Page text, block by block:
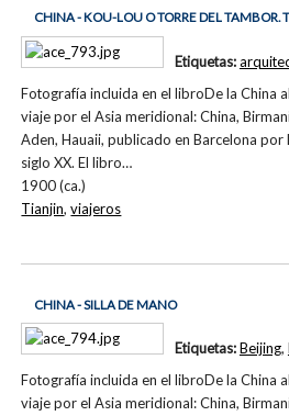
CHINA - KOU-LOU O TORRE DEL TAMBOR.
Fotografía incluida en el libroDe la China
viaje por el Asia meridional: China,
Aden, Hauaii, publicado en Barcelona por
siglo XX. El libro…
1900 (ca.)
Etiquetas:
Tianjin,viajeros
CHINA - SILLA DE MANO
Fotografía incluida en el libroDe la China
viaje por el Asia meridional: China,
Etiquetas:Beijing,